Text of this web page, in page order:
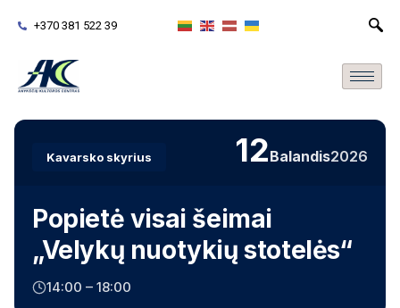
+370 381 522 39
Kavarsko skyrius 12Balandis2026
Popietė visai šeimai
„Velykų nuotykių stotelės“
14:00 – 18:00